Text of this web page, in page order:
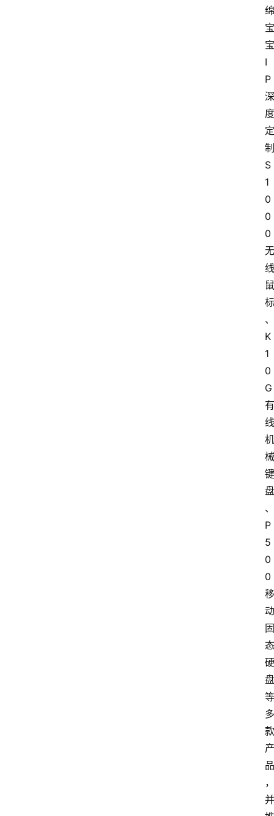
绵
宝
宝
I
P
深
度
定
制
S
1
0
0
0
无
线
鼠
标
、
K
1
0
G
有
线
机
械
键
盘
、
P
5
0
0
移
动
固
态
硬
盘
等
多
款
产
品
，
并